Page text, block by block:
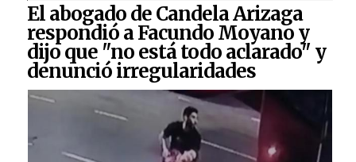
El abogado de Candela Arizaga
respondió a Facundo Moyano y
dijo que "no está todo aclarado" y
denunció irregularidades